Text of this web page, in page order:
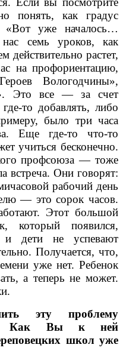
понять, как градус
«Вот уже началось…
семь уроков, как
растет,
на профориентацию,
Вологодчины»,
Это все — за счет
то добавлять, либо
было три часа
Еще где-то что-то
учиться бесконечно.
профсоюза — тоже
встреча. Они говорят:
рабочий день
— это сорок часов.
Этот большой
который появился,
и дети не успевают
Получается, что,
уже нет. Ребенок
а теперь не может.
эту проблему
Как Вы к ней
школ уже